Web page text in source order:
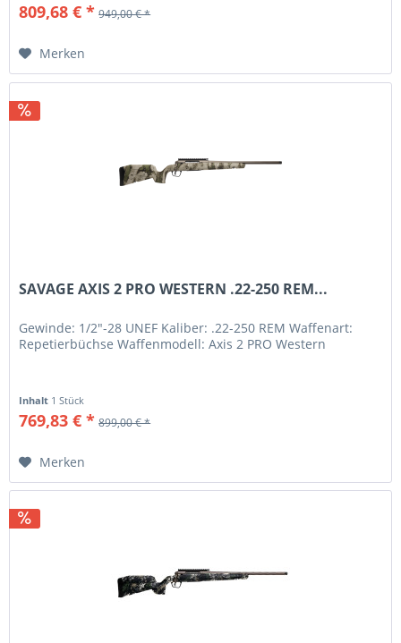
809,68 € * 949,00 € *
Merken
SAVAGE AXIS 2 PRO WESTERN .22-250 REM...
Gewinde: 1/2"-28 UNEF Kaliber: .22-250 REM Waffenart:
Repetierbüchse Waffenmodell: Axis 2 PRO Western
Inhalt 1 Stück
769,83 € * 899,00 € *
Merken